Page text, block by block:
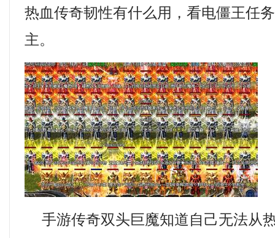
热血传奇韧性有什么用，看电僵王任
主。
手游传奇双头巨魔知道自己无法从